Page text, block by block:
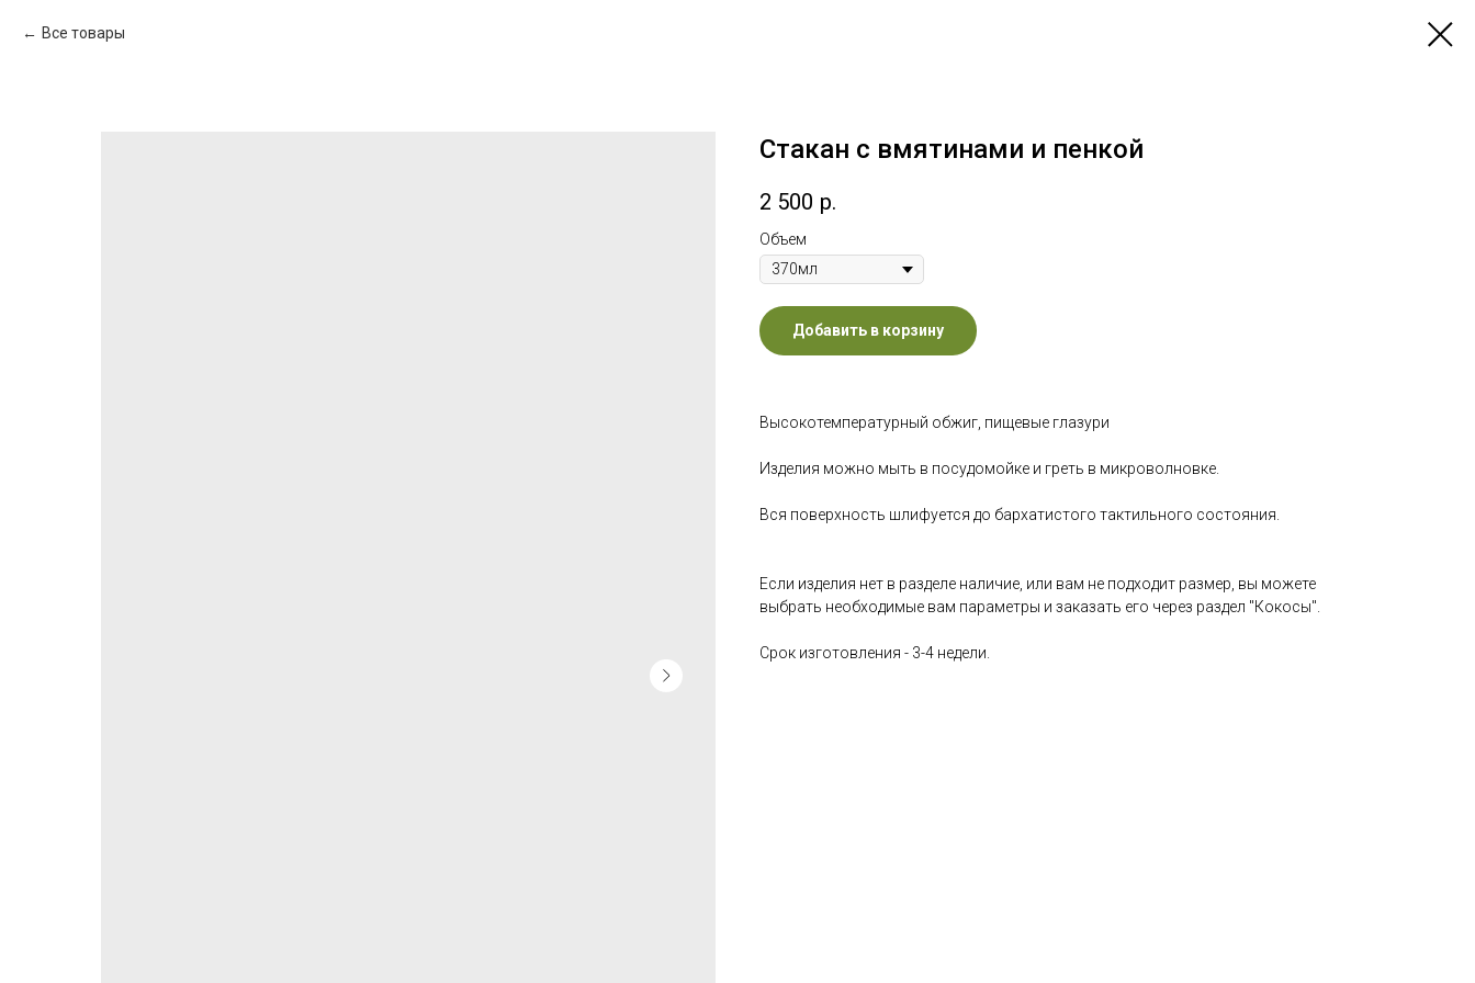
Все товары
Стакан с вмятинами и пенкой
2 500 р.
Объем
Добавить в корзину
Высокотемпературный обжиг, пищевые глазури
Изделия можно мыть в посудомойке и греть в микроволновке.
Вся поверхность шлифуется до бархатистого тактильного состояния.
Если изделия нет в разделе наличие, или вам не подходит размер, вы можете
выбрать необходимые вам параметры и заказать его через раздел "Кокосы".
Срок изготовления - 3-4 недели.